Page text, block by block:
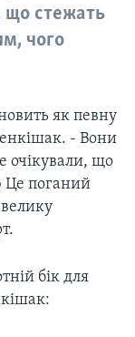
що стежать
чого
як певну
- Вони
очікували, що
Це поганий
бік для